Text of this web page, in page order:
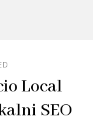
Local
SEO